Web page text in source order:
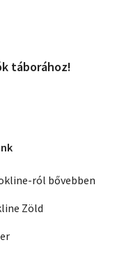
táborához!
ról bővebben
Zöld